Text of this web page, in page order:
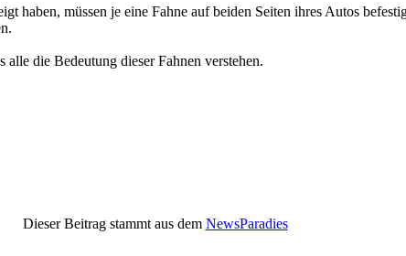
haben, müssen je eine Fahne auf beiden Seiten ihres Autos
die Bedeutung dieser Fahnen verstehen.
Dieser Beitrag stammt aus dem NewsParadies